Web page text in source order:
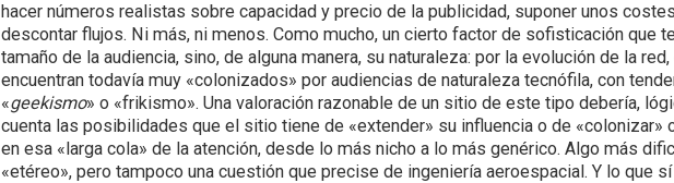
hacer números realistas sobre capacidad y precio de la publicidad, suponer unos
descontar flujos. Ni más, ni menos. Como mucho, un cierto factor de sofisticación que
tamaño de la audiencia, sino, de alguna manera, su naturaleza: por la evolución de la
encuentran todavía muy «colonizados» por audiencias de naturaleza tecnófila, con
«geekismo» o «frikismo». Una valoración razonable de un sitio de este tipo debería,
cuenta las posibilidades que el sitio tiene de «extender» su influencia o de «colonizar»
en esa «larga cola» de la atención, desde lo más nicho a lo más genérico. Algo más
«etéreo», pero tampoco una cuestión que precise de ingeniería aeroespacial. Y lo que